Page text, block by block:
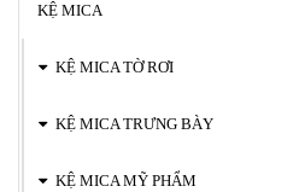
KỆ MICA
KỆ MICA TỜ RƠI
KỆ MICA TRƯNG BÀY
KỆ MICA MỸ PHẨM